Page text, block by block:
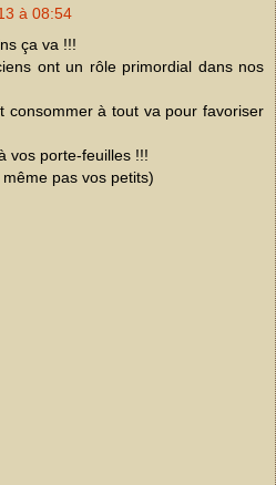
à 08:54
ça va !!!
ont un rôle primordial dans nos
consommer à tout va pour favoriser
vos porte-feuilles !!!
pas vos petits)